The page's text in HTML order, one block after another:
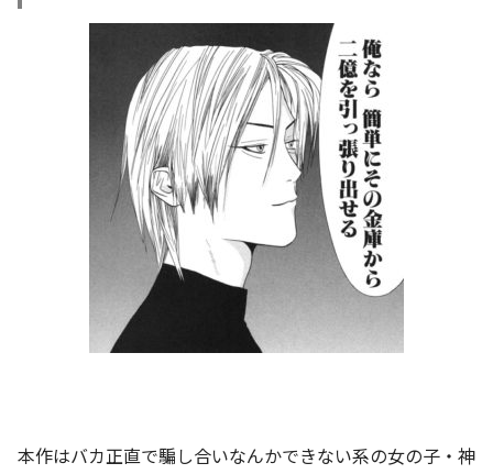
本作はバカ正直で騙し合いなんかできない系の女の子・神